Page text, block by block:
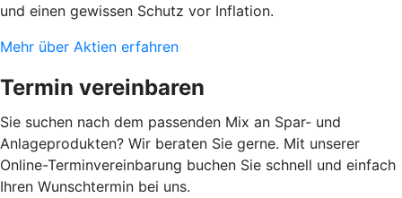
und einen gewissen Schutz vor Inflation.
Mehr über Aktien erfahren
Termin vereinbaren
Sie suchen nach dem passenden Mix an Spar- und
Anlageprodukten? Wir beraten Sie gerne. Mit unserer
Online-Terminvereinbarung buchen Sie schnell und einfach
Ihren Wunschtermin bei uns.